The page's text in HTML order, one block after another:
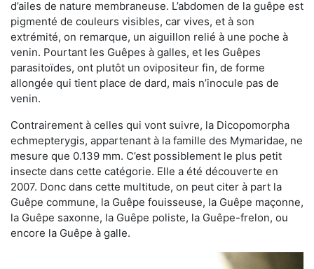
d’ailes de nature membraneuse. L’abdomen de la guêpe est
pigmenté de couleurs visibles, car vives, et à son
extrémité, on remarque, un aiguillon relié à une poche à
venin. Pourtant les Guêpes à galles, et les Guêpes
parasitoïdes, ont plutôt un ovipositeur fin, de forme
allongée qui tient place de dard, mais n’inocule pas de
venin.
Contrairement à celles qui vont suivre, la Dicopomorpha
echmepterygis, appartenant à la famille des Mymaridae, ne
mesure que 0.139 mm. C’est possiblement le plus petit
insecte dans cette catégorie. Elle a été découverte en
2007. Donc dans cette multitude, on peut citer à part la
Guêpe commune, la Guêpe fouisseuse, la Guêpe maçonne,
la Guêpe saxonne, la Guêpe poliste, la Guêpe-frelon, ou
encore la Guêpe à galle.